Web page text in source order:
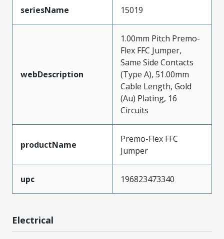
seriesName 15019
webDescription
1.00mm Pitch Premo-
Flex FFC Jumper,
Same Side Contacts
(Type A), 51.00mm
Cable Length, Gold
(Au) Plating, 16
Circuits
productName
Premo-Flex FFC
Jumper
upc 196823473340
Electrical